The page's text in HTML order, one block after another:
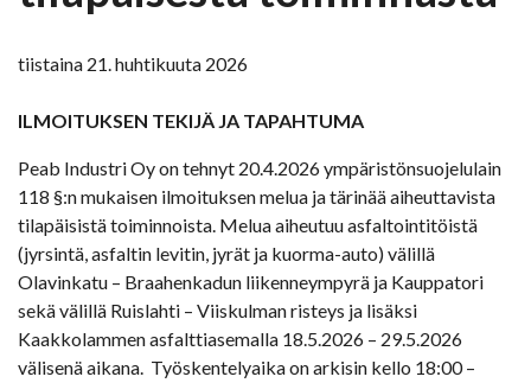
tiistaina 21. huhtikuuta 2026
ILMOITUKSEN TEKIJÄ JA TAPAHTUMA
Peab Industri Oy on tehnyt 20.4.2026 ympäristönsuojelulain
118 §:n mukaisen ilmoituksen melua ja tärinää aiheuttavista
tilapäisistä toiminnoista. Melua aiheutuu asfaltointitöistä
(jyrsintä, asfaltin levitin, jyrät ja kuorma-auto) välillä
Olavinkatu – Braahenkadun liikenneympyrä ja Kauppatori
sekä välillä Ruislahti – Viiskulman risteys ja lisäksi
Kaakkolammen asfalttiasemalla 18.5.2026 – 29.5.2026
välisenä aikana. Työskentelyaika on arkisin kello 18:00 –